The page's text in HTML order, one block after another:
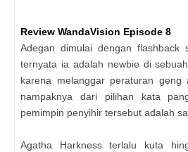
Review WandaVision Episode 8
Adegan dimulai dengan flashback
ternyata ia adalah newbie di
karena melanggar peraturan geng
nampaknya dari pilihan kata
pemimpin penyihir tersebut adalah
Agatha Harkness terlalu kuta